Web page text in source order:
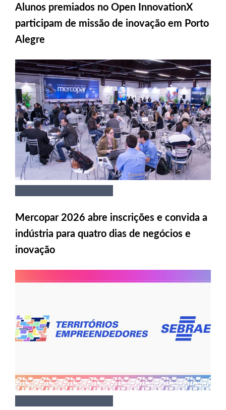
Alunos premiados no Open InnovationX
participam de missão de inovação em Porto
Alegre
Mercopar 2026 abre inscrições e convida a
indústria para quatro dias de negócios e
inovação